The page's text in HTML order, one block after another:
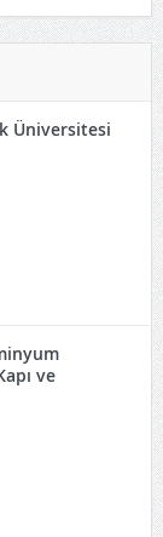
Üniversitesi
ve